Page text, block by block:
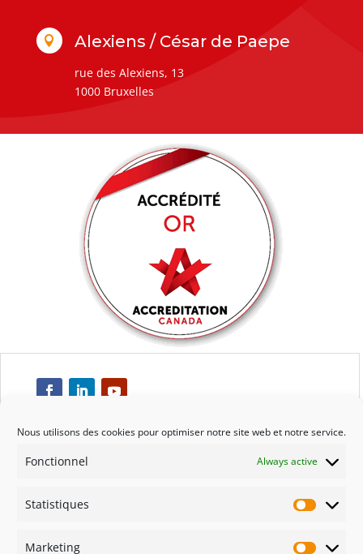
Nous utilisons des cookies pour optimiser notre site web et notre service.
Fonctionnel Always active
Statistiques
Marketing
 Alexiens / César de Paepe
rue des Alexiens, 13
1000 Bruxelles
Respect
Engagement